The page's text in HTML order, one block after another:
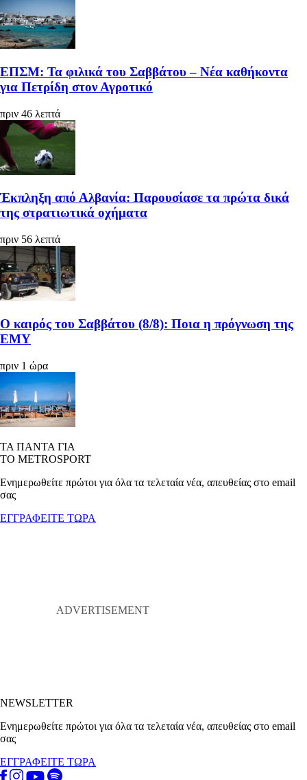
ΕΠΣΜ: Τα φιλικά του Σαββάτου – Νέα καθήκοντα
για Πετρίδη στον Αγροτικό
πριν 46 λεπτά
Έκπληξη από Αλβανία: Παρουσίασε τα πρώτα δικά
της στρατιωτικά οχήματα
πριν 56 λεπτά
Ο καιρός του Σαββάτου (8/8): Ποια η πρόγνωση της
ΕΜΥ
πριν 1 ώρα
ΤΑ ΠΑΝΤΑ ΓΙΑ
ΤΟ METROSPORT
Ενημερωθείτε πρώτοι για όλα τα τελεταία νέα, απευθείας στο email
σας
ΕΓΓΡΑΦΕΙΤΕ ΤΩΡΑ
NEWSLETTER
Ενημερωθείτε πρώτοι για όλα τα τελεταία νέα, απευθείας στο email
σας
ΕΓΓΡΑΦΕΙΤΕ ΤΩΡΑ